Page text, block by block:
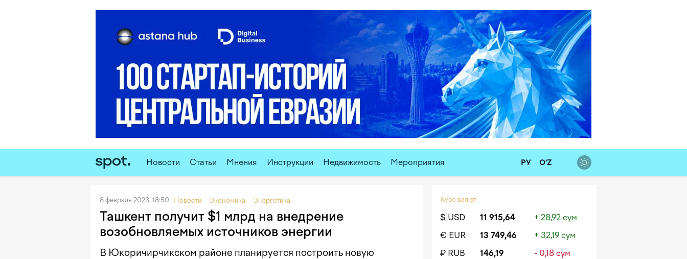
Новости Статьи Мнения Инструкции Недвижимость Мероприятия РУ O‘Z
8 февраля 2023, 18:50 Новости Экономика Энергетика
Ташкент получит $1 млрд на внедрение
возобновляемых источников энергии
В Юкоричирчикском районе планируется построить новую
Курс валют
$ USD 11 915,64
+ 28,92 сум
€ EUR
13 749,46
+ 32,19 сум
₽ RUB
146,19 - 0,18 сум